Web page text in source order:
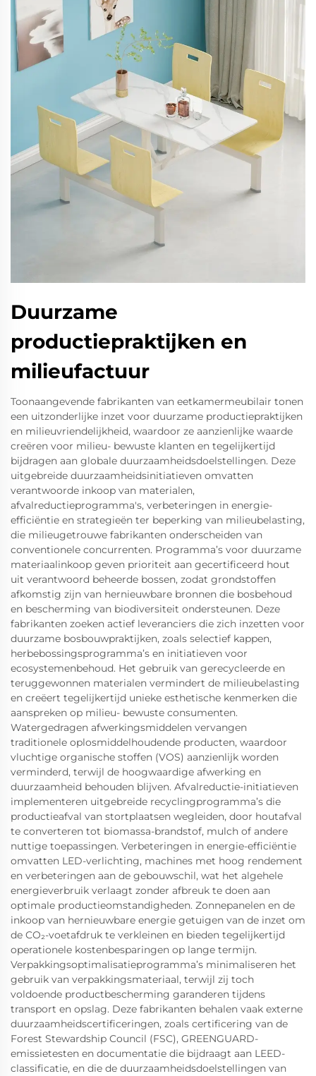
Duurzame
productiepraktijken en
milieufactuur
Toonaangevende fabrikanten van eetkamermeubilair tonen
een uitzonderlijke inzet voor duurzame productiepraktijken
en milieuvriendelijkheid, waardoor ze aanzienlijke waarde
creëren voor milieu- bewuste klanten en tegelijkertijd
bijdragen aan globale duurzaamheidsdoelstellingen. Deze
uitgebreide duurzaamheidsinitiatieven omvatten
verantwoorde inkoop van materialen,
afvalreductieprogramma's, verbeteringen in energie-
efficiëntie en strategieën ter beperking van milieubelasting,
die milieugetrouwe fabrikanten onderscheiden van
conventionele concurrenten. Programma’s voor duurzame
materiaalinkoop geven prioriteit aan gecertificeerd hout
uit verantwoord beheerde bossen, zodat grondstoffen
afkomstig zijn van hernieuwbare bronnen die bosbehoud
en bescherming van biodiversiteit ondersteunen. Deze
fabrikanten zoeken actief leveranciers die zich inzetten voor
duurzame bosbouwpraktijken, zoals selectief kappen,
herbebossingsprogramma’s en initiatieven voor
ecosystemenbehoud. Het gebruik van gerecycleerde en
teruggewonnen materialen vermindert de milieubelasting
en creëert tegelijkertijd unieke esthetische kenmerken die
aanspreken op milieu- bewuste consumenten.
Watergedragen afwerkingsmiddelen vervangen
traditionele oplosmiddelhoudende producten, waardoor
vluchtige organische stoffen (VOS) aanzienlijk worden
verminderd, terwijl de hoogwaardige afwerking en
duurzaamheid behouden blijven. Afvalreductie-initiatieven
implementeren uitgebreide recyclingprogramma’s die
productieafval van stortplaatsen wegleiden, door houtafval
te converteren tot biomassa-brandstof, mulch of andere
nuttige toepassingen. Verbeteringen in energie-efficiëntie
omvatten LED-verlichting, machines met hoog rendement
en verbeteringen aan de gebouwschil, wat het algehele
energieverbruik verlaagt zonder afbreuk te doen aan
optimale productieomstandigheden. Zonnepanelen en de
inkoop van hernieuwbare energie getuigen van de inzet om
de CO₂-voetafdruk te verkleinen en bieden tegelijkertijd
operationele kostenbesparingen op lange termijn.
Verpakkingsoptimalisatieprogramma’s minimaliseren het
gebruik van verpakkingsmateriaal, terwijl zij toch
voldoende productbescherming garanderen tijdens
transport en opslag. Deze fabrikanten behalen vaak externe
duurzaamheidscertificeringen, zoals certificering van de
Forest Stewardship Council (FSC), GREENGUARD-
emissietesten en documentatie die bijdraagt aan LEED-
classificatie, en die de duurzaamheidsdoelstellingen van